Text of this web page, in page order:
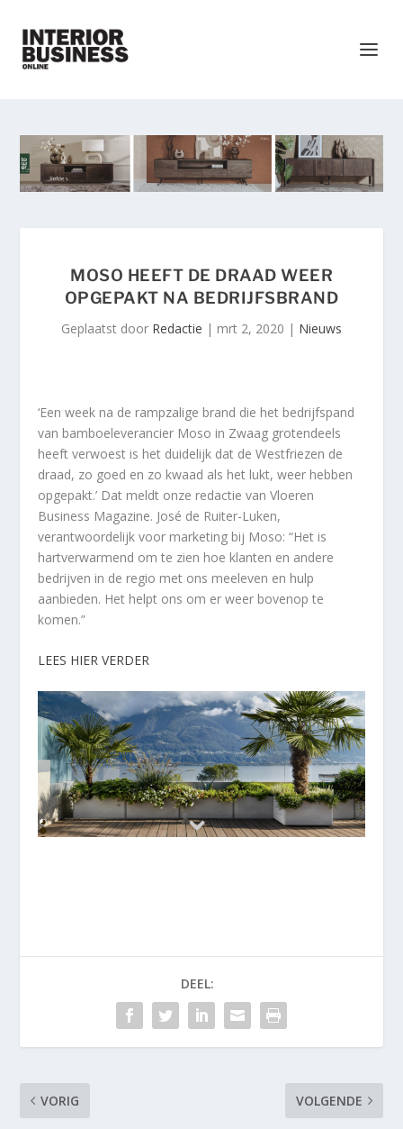
MOSO HEEFT DE DRAAD WEER
OPGEPAKT NA BEDRIJFSBRAND
Geplaatst door Redactie | mrt 2, 2020 | Nieuws
‘Een week na de rampzalige brand die het bedrijfspand
van bamboeleverancier Moso in Zwaag grotendeels
heeft verwoest is het duidelijk dat de Westfriezen de
draad, zo goed en zo kwaad als het lukt, weer hebben
opgepakt.’ Dat meldt onze redactie van Vloeren
Business Magazine. José de Ruiter-Luken,
verantwoordelijk voor marketing bij Moso: “Het is
hartverwarmend om te zien hoe klanten en andere
bedrijven in de regio met ons meeleven en hulp
aanbieden. Het helpt ons om er weer bovenop te
komen.”
LEES HIER VERDER
DEEL:
VORIG VOLGENDE